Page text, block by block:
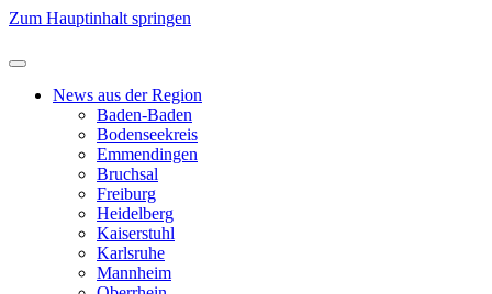
Zum Hauptinhalt springen
News aus der Region
Baden-Baden
Bodenseekreis
Emmendingen
Bruchsal
Freiburg
Heidelberg
Kaiserstuhl
Karlsruhe
Mannheim